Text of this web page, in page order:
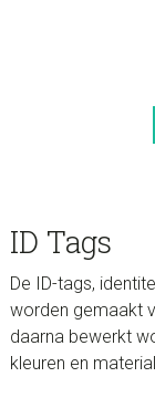
ID Tags
De ID-tags,
worden gemaakt
daarna bewerkt
kleuren en